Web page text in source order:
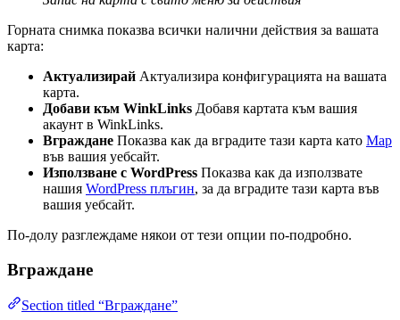
Горната снимка показва всички налични действия за вашата
карта:
Актуализирай Актуализира конфигурацията на вашата
карта.
Добави към WinkLinks Добавя картата към вашия
акаунт в WinkLinks.
Вграждане Показва как да вградите тази карта като Map
във вашия уебсайт.
Използване с WordPress Показва как да използвате
нашия WordPress плъгин, за да вградите тази карта във
вашия уебсайт.
По-долу разглеждаме някои от тези опции по-подробно.
Вграждане
Section titled “Вграждане”